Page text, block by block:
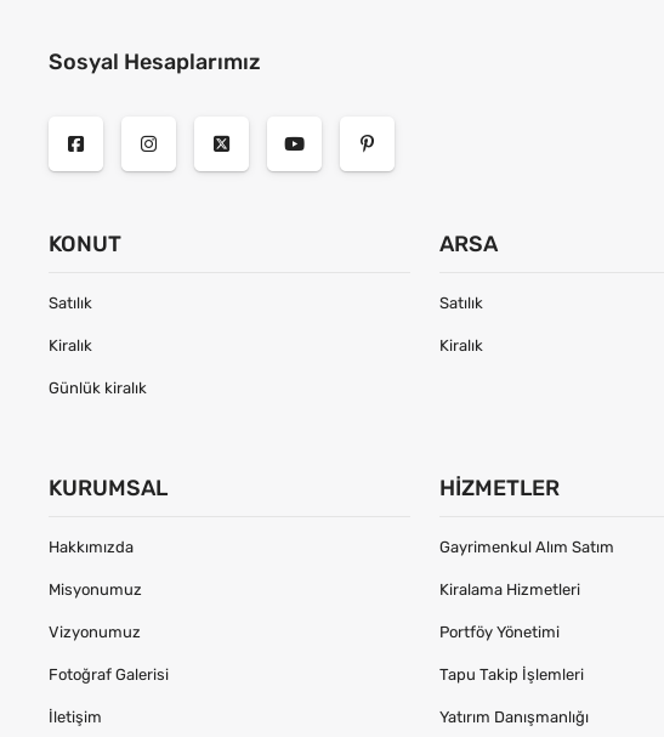
Sosyal Hesaplarımız
KONUT
Satılık
Kiralık
Günlük kiralık
ARSA
Satılık
Kiralık
KURUMSAL
Hakkımızda
Misyonumuz
Vizyonumuz
Fotoğraf Galerisi
İletişim
HIZMETLER
Gayrimenkul Alım Satım
Kiralama Hizmetleri
Portföy Yönetimi
Tapu Takip İşlemleri
Yatırım Danışmanlığı